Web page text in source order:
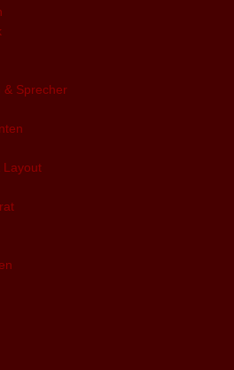
& Sprecher
Layout